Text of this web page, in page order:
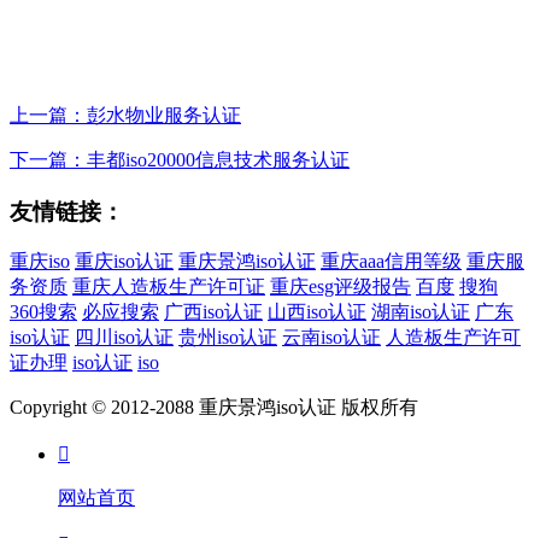
上一篇：彭水物业服务认证
下一篇：丰都iso20000信息技术服务认证
友情链接：
重庆iso 重庆iso认证 重庆景鸿iso认证 重庆aaa信用等级 重庆服
务资质 重庆人造板生产许可证 重庆esg评级报告 百度 搜狗
360搜索 必应搜索 广西iso认证 山西iso认证 湖南iso认证 广东
iso认证 四川iso认证 贵州iso认证 云南iso认证 人造板生产许可
证办理 iso认证 iso
Copyright © 2012-2088 重庆景鸿iso认证 版权所有

网站首页